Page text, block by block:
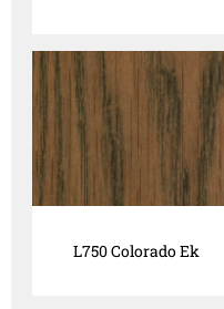
L750 Colorado Ek